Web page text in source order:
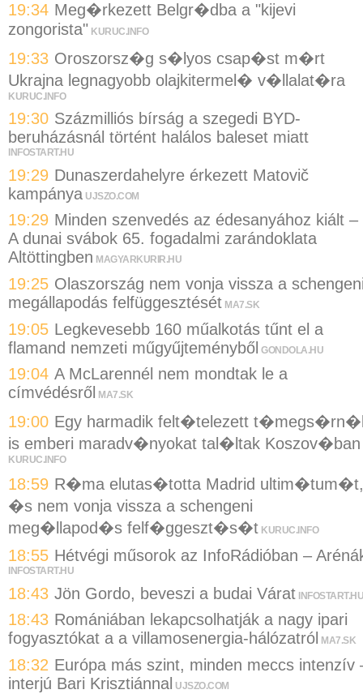
19:34 Meg�rkezett Belgr�dba a "kijevi
zongorista" KURUC.INFO
19:33 Oroszorsz�g s�lyos csap�st m�rt
Ukrajna legnagyobb olajkitermel� v�llalat�ra
KURUC.INFO
19:30 Százmilliós bírság a szegedi BYD-
beruházásnál történt halálos baleset miatt
INFOSTART.HU
19:29 Dunaszerdahelyre érkezett Matovič
kampánya UJSZO.COM
19:29 Minden szenvedés az édesanyához kiált –
A dunai svábok 65. fogadalmi zarándoklata
Altöttingben MAGYARKURIR.HU
19:25 Olaszország nem vonja vissza a
megállapodás felfüggesztését MA7.SK
19:05 Legkevesebb 160 műalkotás tűnt el a
flamand nemzeti műgyűjteményből GONDOLA.HU
19:04 A McLarennél nem mondtak le a
címvédésről
MA7.SK
19:00 Egy harmadik felt�telezett
is emberi maradv�nyokat tal�ltak Koszov�ban
KURUC.INFO
18:59 R�ma elutas�totta Madrid ultim�tum�t,
�s nem vonja vissza a schengeni
meg�llapod�s felf�ggeszt�s�t KURUC.INFO
18:55 Hétvégi műsorok az InfoRádióban –
INFOSTART.HU
18:43 Jön Gordo, beveszi a budai Várat INFOSTART.HU
18:43 Romániában lekapcsolhatják a nagy ipari
fogyasztókat a a villamosenergia-hálózatról
MA7.SK
18:32 Európa más szint, minden meccs intenzív
interjú Bari Krisztiánnal UJSZO.COM